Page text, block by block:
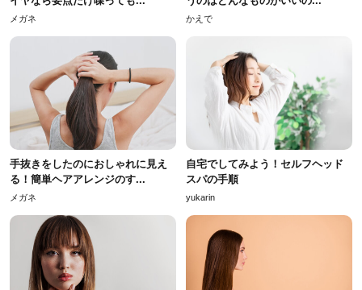
メガネ かえで
手抜きをしたのにおしゃれに見え
る！簡単ヘアアレンジのす...
メガネ
自宅でしてみよう！セルフヘッド
スパの手順
yukarin